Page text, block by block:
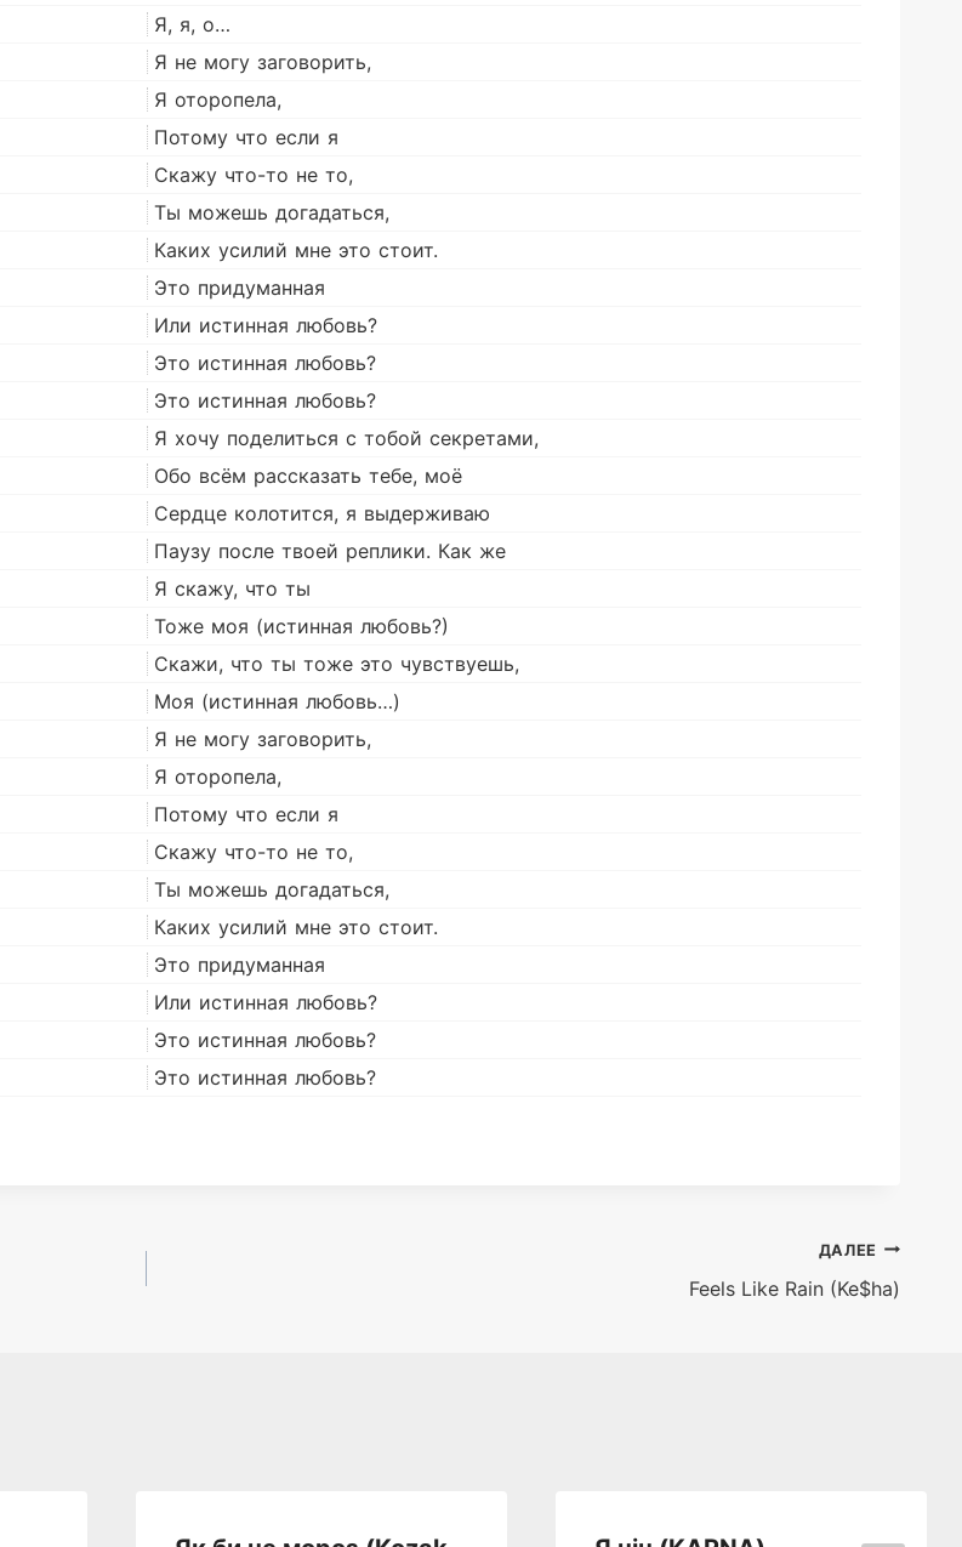
Я, я, о…
Я не могу заговорить,
Я оторопела,
Потому что если я
Скажу что-то не то,
Ты можешь догадаться,
Каких усилий мне это стоит.
Это придуманная
Или истинная любовь?
Это истинная любовь?
Это истинная любовь?
Я хочу поделиться с тобой секретами,
Обо всём рассказать тебе, моё
Сердце колотится, я выдерживаю
Паузу после твоей реплики. Как же
Я скажу, что ты
Тоже моя (истинная любовь?)
Скажи, что ты тоже это чувствуешь,
Моя (истинная любовь…)
Я не могу заговорить,
Я оторопела,
Потому что если я
Скажу что-то не то,
Ты можешь догадаться,
Каких усилий мне это стоит.
Это придуманная
Или истинная любовь?
Это истинная любовь?
Это истинная любовь?
ДАЛЕЕ
Feels Like Rain (Ke$ha)